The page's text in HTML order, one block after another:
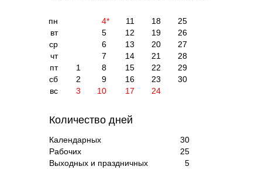
пн 4* 11 18
25
вт
5 12 19
26
ср
6 13 20
27
чт
7 14 21
28
пт
1 8 15 22
29
сб
2 9 16 23
30
вс
3 10 17 24
Количество дней
Календарных
30
Рабочих
25
Выходных и праздничных
5